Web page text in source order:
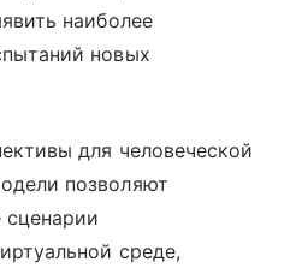
наиболее
новых
для человеческой
позволяют
сценарии
среде,